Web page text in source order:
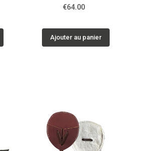
€64.00
Ajouter au panier